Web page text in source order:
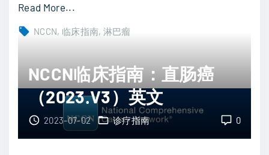
文
Read More...
N
临
指
NCCN 临床指南 淋巴瘤
NCCN临床指南：直肠癌
（2023.V3）英文
0
2023-07-02 诊疗指南